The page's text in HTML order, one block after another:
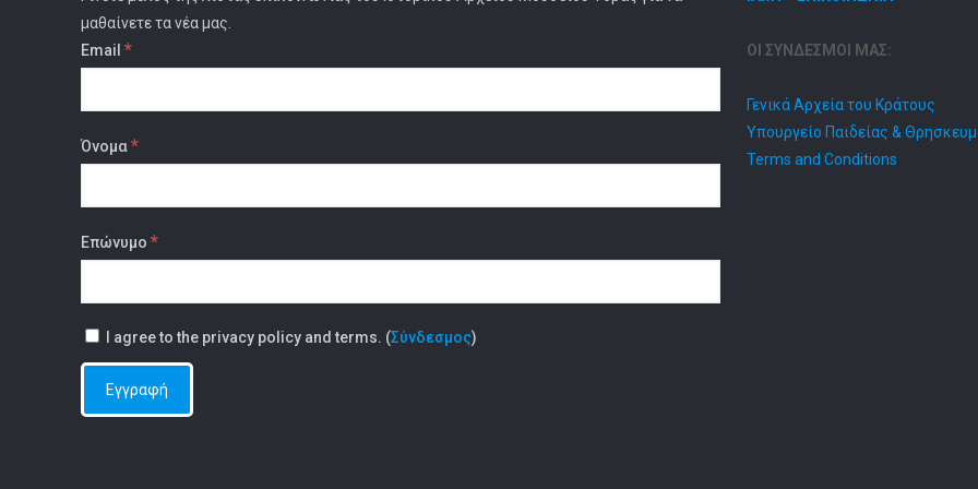
μαθαίνετε τα νέα μας.
Email *
Όνομα*
Επώνυμο *
I agree to the privacy policy and terms. (Σύνδεσμος)
ΟΙ ΣΥΝΔΕΣΜΟΙ ΜΑΣ:
Γενικά Αρχεία του Κράτους
Υπουργείο Παιδείας &
Terms and Conditions